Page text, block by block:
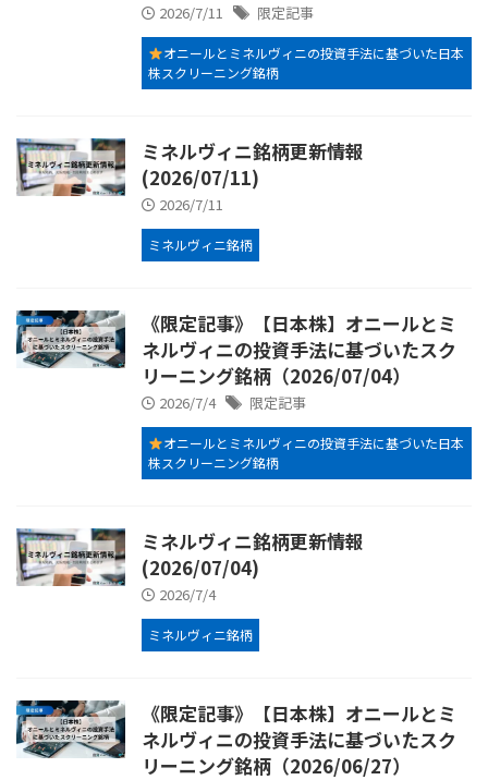
2026/7/11 限定記事
オニールとミネルヴィニの投資手法に基づいた日本
株スクリーニング銘柄
ミネルヴィニ銘柄更新情報
(2026/07/11)
2026/7/11
ミネルヴィニ銘柄
《限定記事》【日本株】オニールとミ
ネルヴィニの投資手法に基づいたスク
リーニング銘柄（2026/07/04）
2026/7/4 限定記事
オニールとミネルヴィニの投資手法に基づいた日本
株スクリーニング銘柄
ミネルヴィニ銘柄更新情報
(2026/07/04)
2026/7/4
ミネルヴィニ銘柄
《限定記事》【日本株】オニールとミ
ネルヴィニの投資手法に基づいたスク
リーニング銘柄（2026/06/27）